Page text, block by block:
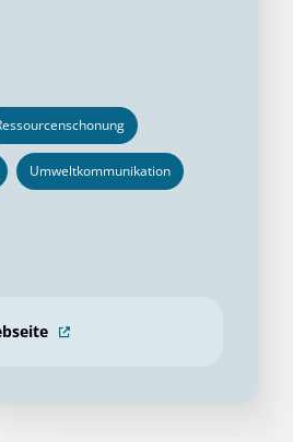
Umweltkommunikation